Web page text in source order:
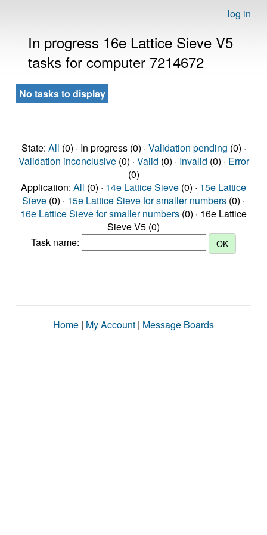
log in
In progress 16e Lattice Sieve V5
tasks for computer 7214672
No tasks to display
State: All (0) · In progress (0) · Validation pending (0) ·
Validation inconclusive(0) · Valid (0) · Invalid (0) · Error
(0)
Application: All (0) · 14e Lattice Sieve (0) · 15e Lattice
Sieve (0) · 15e Lattice Sieve for smaller numbers (0) ·
16e Lattice Sieve for smaller numbers (0) · 16e Lattice
Sieve V5 (0)
Task name:
Home | My Account | Message Boards